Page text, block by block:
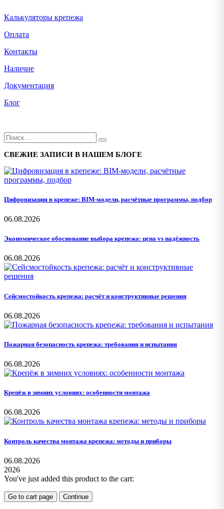
Калькуляторы крепежа
Оплата
Контакты
Наличие
Документация
Блог
СВЕЖИЕ ЗАПИСИ В НАШЕМ БЛОГЕ
Цифровизация в крепеже: BIM-модели, расчётные программы, подбор
06.08.2026
Экономическое обоснование выбора крепежа: цена vs надёжность
06.08.2026
Сейсмостойкость крепежа: расчёт и конструктивные решения
06.08.2026
Пожарная безопасность крепежа: требования и испытания
06.08.2026
Крепёж в зимних условиях: особенности монтажа
06.08.2026
Контроль качества монтажа крепежа: методы и приборы
06.08.2026
2026
You've just added this product to the cart:
Go to cart page Continue